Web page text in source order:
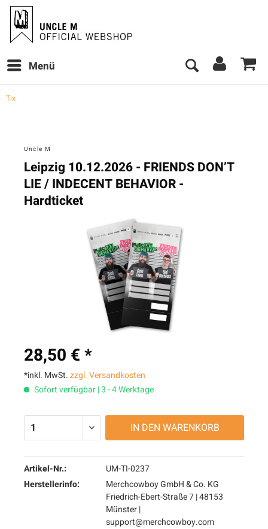
Menü
Tix
Uncle M
Leipzig 10.12.2026 - FRIENDS DON’T
LIE / INDECENT BEHAVIOR -
Hardticket
28,50 € *
*inkl. MwSt.zzgl. Versandkosten
Sofort verfügbar | 3 - 4 Werktage
IN DEN WARENKORB
Artikel-Nr.:
UM-TI-0237
Herstellerinfo:
Merchcowboy GmbH & Co. KG
Friedrich-Ebert-Straße 7 | 48153
Münster |
support@merchcowboy.com